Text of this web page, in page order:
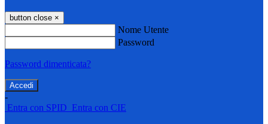
button close ×
Nome Utente
Password
Password dimenticata?
-
Entra con SPID Entra con CIE